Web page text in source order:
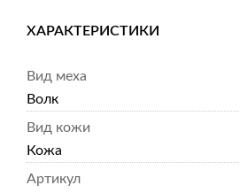
ХАРАКТЕРИСТИКИ
Вид меха
Волк
Вид кожи
Кожа
Артикул